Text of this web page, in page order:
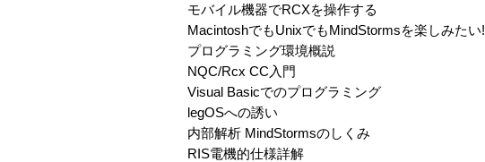
モバイル機器でRCXを操作する
MacintoshでもUnixでもMindStormsを楽しみたい!
プログラミング環境概説
NQC/Rcx CC入門
Visual Basicでのプログラミング
legOSへの誘い
内部解析 MindStormsのしくみ
RIS電機的仕様詳解